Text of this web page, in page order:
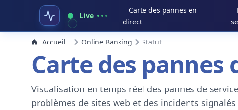
Live
Carte des pannes en
direct
Accueil Online Banking Statut
Carte des pannes
Visualisation en temps réel des pannes de
problèmes de sites web et des incidents